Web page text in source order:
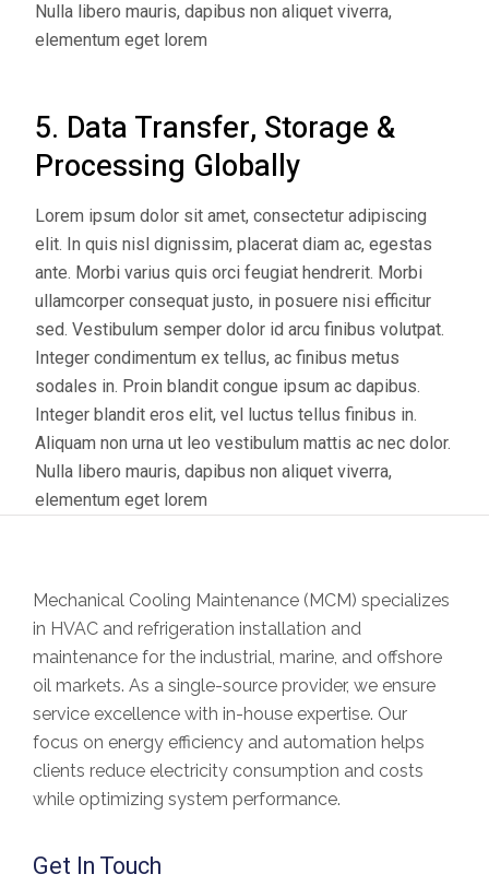
Nulla libero mauris, dapibus non aliquet viverra,
elementum eget lorem
5. Data Transfer, Storage &
Processing Globally
Lorem ipsum dolor sit amet, consectetur adipiscing
elit. In quis nisl dignissim, placerat diam ac, egestas
ante. Morbi varius quis orci feugiat hendrerit. Morbi
ullamcorper consequat justo, in posuere nisi efficitur
sed. Vestibulum semper dolor id arcu finibus volutpat.
Integer condimentum ex tellus, ac finibus metus
sodales in. Proin blandit congue ipsum ac dapibus.
Integer blandit eros elit, vel luctus tellus finibus in.
Aliquam non urna ut leo vestibulum mattis ac nec dolor.
Nulla libero mauris, dapibus non aliquet viverra,
elementum eget lorem
Mechanical Cooling Maintenance (MCM) specializes
in HVAC and refrigeration installation and
maintenance for the industrial, marine, and offshore
oil markets. As a single-source provider, we ensure
service excellence with in-house expertise. Our
focus on energy efficiency and automation helps
clients reduce electricity consumption and costs
while optimizing system performance.
Get In Touch